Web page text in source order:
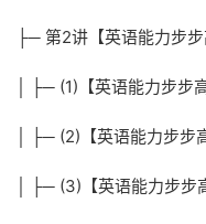
├─ 第2讲【英语能力步
│ ├─ (1)【英语能力步步
│ ├─ (2)【英语能力步
│ ├─ (3)【英语能力步